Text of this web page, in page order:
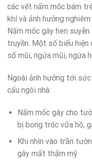
các vết nấm mốc bám
khí và ảnh hưởng
Nấm mốc gây hen
truyền. Một số biểu hiện
sổ mũi, ngứa mũi, ngứa
Ngoài ảnh hưởng tới
cấu ngôi nhà:
Nấm mốc gây cho
bị bong tróc vữa hồ,
Khi nhìn vào trần
gây mất thẩm mỹ